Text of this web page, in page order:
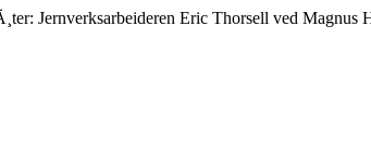
Jernverksarbeideren Eric Thorsell ved